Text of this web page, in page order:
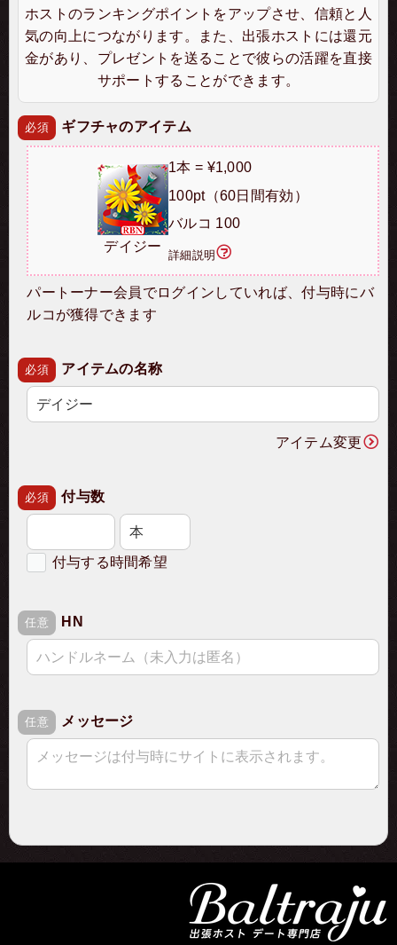
ホストのランキングポイントをアップさせ、信頼と人
気の向上につながります。また、出張ホストには還元
金があり、プレゼントを送ることで彼らの活躍を直接
サポートすることができます。
必須 ギフチャのアイテム
デイジー
1本 = ¥1,000
100pt（60日間有効）
バルコ 100
詳細説明
パートーナー会員でログインしていれば、付与時にバ
ルコが獲得できます
必須 アイテムの名称
アイテム変更
必須 付与数
付与する時間希望
必須 希望の付与時間
任意 HN
任意 メッセージ
ご注文に関するご入力